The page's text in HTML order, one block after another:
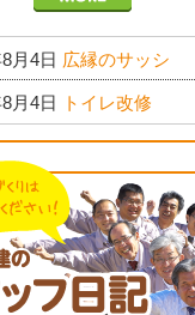
月4日 広縁のサッシ
月4日 トイレ改修